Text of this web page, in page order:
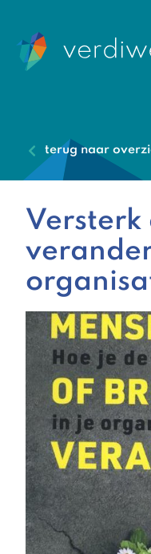
terug naar
Versterk